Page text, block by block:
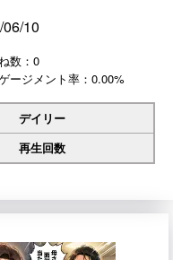
10
数：0
ージメント率：0.00%
デイリー
再生回数